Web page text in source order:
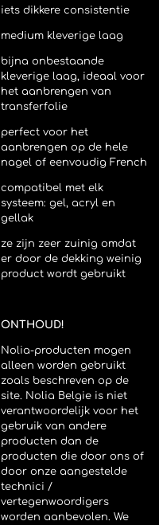
iets dikkere consistentie
medium kleverige laag
bijna onbestaande
kleverige laag, ideaal voor
het aanbrengen van
transferfolie
perfect voor het
aanbrengen op de hele
nagel of eenvoudig French
compatibel met elk
systeem: gel, acryl en
gellak
ze zijn zeer zuinig omdat
er door de dekking weinig
product wordt gebruikt
ONTHOUD!
Nolia-producten mogen
alleen worden gebruikt
zoals beschreven op de
site. Nolia Belgie is niet
verantwoordelijk voor het
gebruik van andere
producten dan de
producten die door ons of
door onze aangestelde
technici /
vertegenwoordigers
worden aanbevolen. We